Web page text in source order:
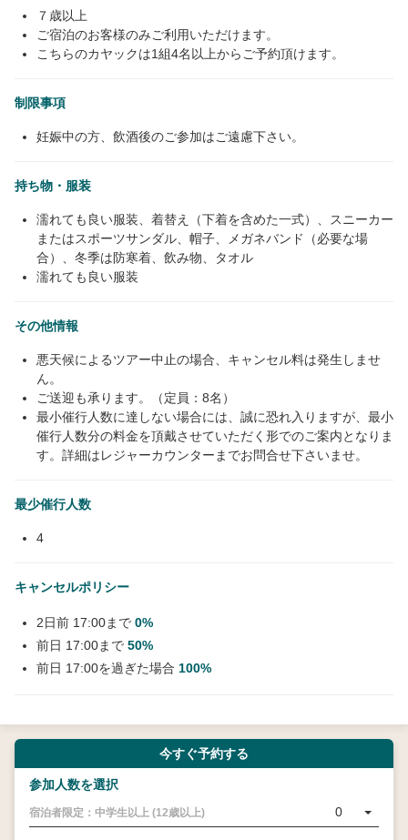
７歳以上
ご宿泊のお客様のみご利用いただけます。
こちらのカヤックは1組4名以上からご予約頂けます。
制限事項
妊娠中の方、飲酒後のご参加はご遠慮下さい。
持ち物・服装
濡れても良い服装、着替え（下着を含めた一式）、スニーカー
またはスポーツサンダル、帽子、メガネバンド（必要な場
合）、冬季は防寒着、飲み物、タオル
濡れても良い服装
その他情報
悪天候によるツアー中止の場合、キャンセル料は発生しませ
ん。
ご送迎も承ります。（定員：8名）
最小催行人数に達しない場合には、誠に恐れ入りますが、最小
催行人数分の料金を頂戴させていただく形でのご案内となりま
す。詳細はレジャーカウンターまでお問合せ下さいませ。
最少催行人数
4
キャンセルポリシー
2日前 17:00まで 0%
前日 17:00まで 50%
前日 17:00を過ぎた場合 100%
今すぐ予約する
参加人数を選択
宿泊者限定：中学生以上 (12歳以上) 0